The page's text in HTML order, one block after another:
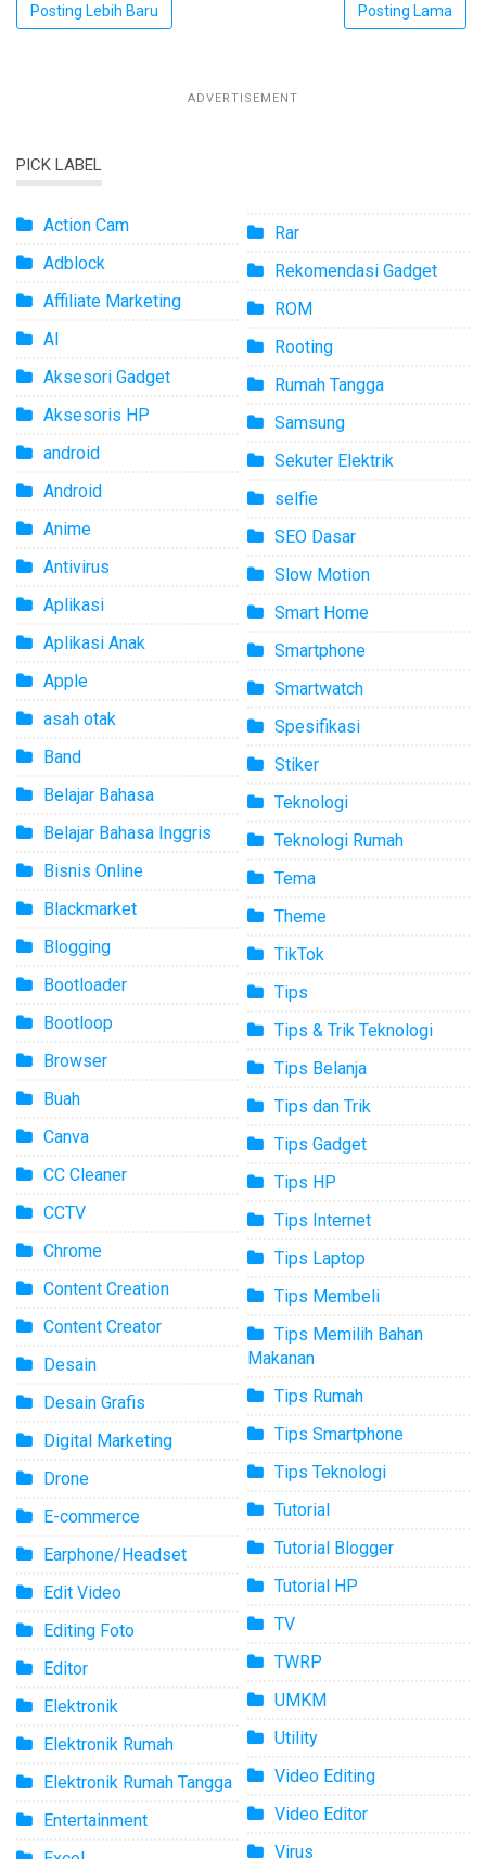
Posting Lebih Baru Posting Lama
ADVERTISEMENT
PICK LABEL
Action Cam
Adblock
Affiliate Marketing
AI
Aksesori Gadget
Aksesoris HP
android
Android
Anime
Antivirus
Aplikasi
Aplikasi Anak
Apple
asah otak
Band
Belajar Bahasa
Belajar Bahasa Inggris
Bisnis Online
Blackmarket
Blogging
Bootloader
Bootloop
Browser
Buah
Canva
CC Cleaner
CCTV
Chrome
Content Creation
Content Creator
Desain
Desain Grafis
Digital Marketing
Drone
E-commerce
Earphone/Headset
Edit Video
Editing Foto
Editor
Elektronik
Elektronik Rumah
Elektronik Rumah Tangga
Entertainment
Rar
Rekomendasi Gadget
ROM
Rooting
Rumah Tangga
Samsung
Sekuter Elektrik
selfie
SEO Dasar
Slow Motion
Smart Home
Smartphone
Smartwatch
Spesifikasi
Stiker
Teknologi
Teknologi Rumah
Tema
Theme
TikTok
Tips
Tips & Trik Teknologi
Tips Belanja
Tips dan Trik
Tips Gadget
Tips HP
Tips Internet
Tips Laptop
Tips Membeli
Tips Memilih Bahan
Makanan
Tips Rumah
Tips Smartphone
Tips Teknologi
Tutorial
Tutorial Blogger
Tutorial HP
TV
TWRP
UMKM
Utility
Video Editing
Video Editor
Virus